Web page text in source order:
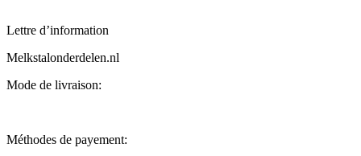
Lettre d’information
Melkstalonderdelen.nl
Mode de livraison:
Méthodes de payement: